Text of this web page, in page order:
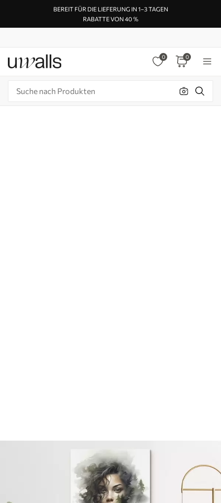
BEREIT FÜR DIE LIEFERUNG IN 1–3 TAGEN
RABATTE VON 40 %
0 0